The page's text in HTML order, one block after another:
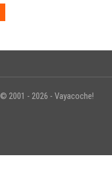
© 2001 - 2026 - Vayacoche!